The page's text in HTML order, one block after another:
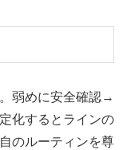
弱めに安全確認→
化するとラインの
のルーティンを尊